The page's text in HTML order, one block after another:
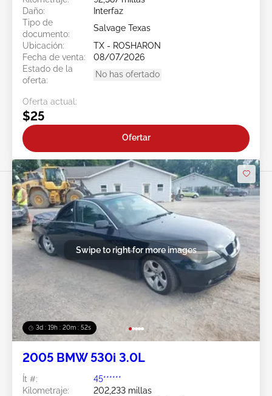
Daño:
Interfaz
Tipo de
documento:
Salvage Texas
Ubicación:
TX - ROSHARON
Fecha de venta:
08/07/2026
Estado de la
oferta:
No has ofertado
Oferta actual:
$25
Ofertar
3d : 19h : 20m : 49s
Swipe to right for more images
2005 BMW 530i 3.0L
Ít #:
45******
Kilometraje:
202,233 millas